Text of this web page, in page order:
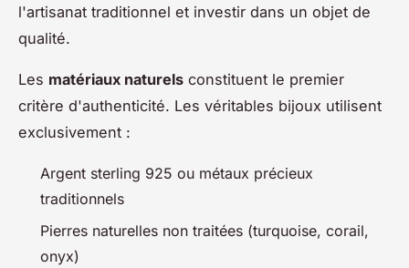
l'artisanat traditionnel et investir dans un objet de
qualité.
Les matériaux naturels constituent le premier
critère d'authenticité. Les véritables bijoux utilisent
exclusivement :
Argent sterling 925 ou métaux précieux
traditionnels
Pierres naturelles non traitées (turquoise, corail,
onyx)